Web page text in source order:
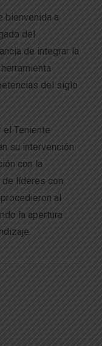
bienvenida a
del
de integrar la
del siglo
el Teniente
su intervención
con la
de líderes con
al
la apertura